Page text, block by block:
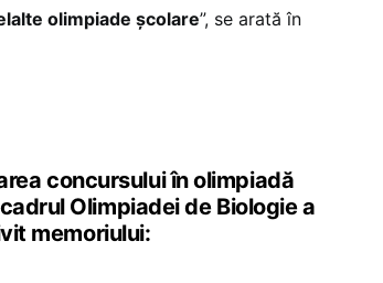
olimpiade şcolare”, se arată în
concursului în olimpiadă
Olimpiadei de Biologie a
memoriului: